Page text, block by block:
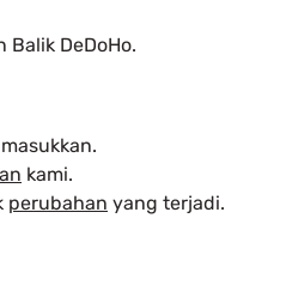
DeDoHo.
kami.
perubahan yang terjadi.